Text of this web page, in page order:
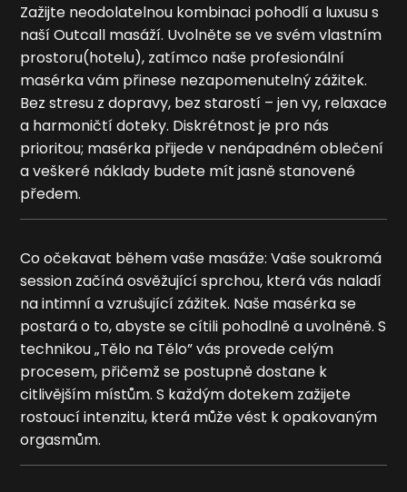
Zažijte neodolatelnou kombinaci pohodlí a luxusu s
naší Outcall masáží. Uvolněte se ve svém vlastním
prostoru(hotelu), zatímco naše profesionální
masérka vám přinese nezapomenutelný zážitek.
Bez stresu z dopravy, bez starostí – jen vy, relaxace
a harmoničtí doteky. Diskrétnost je pro nás
prioritou; masérka přijede v nenápadném oblečení
a veškeré náklady budete mít jasně stanovené
předem.
Co očekavat během vaše masáže: Vaše soukromá
session začíná osvěžující sprchou, která vás naladí
na intimní a vzrušující zážitek. Naše masérka se
postará o to, abyste se cítili pohodlně a uvolněně. S
technikou „Tělo na Tělo” vás provede celým
procesem, přičemž se postupně dostane k
citlivějším místům. S každým dotekem zažijete
rostoucí intenzitu, která může vést k opakovaným
orgasmům.